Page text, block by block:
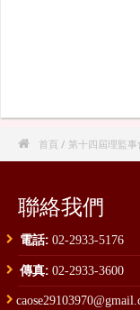
 首頁 / 第十四屆理監事
聯絡我們
電話: 02-2933-5176
傳真: 02-2933-3600